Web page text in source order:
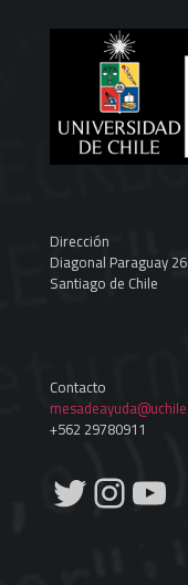
Dirección
Diagonal Paraguay
Santiago de Chile
Contacto
+562 29780911
Twitter